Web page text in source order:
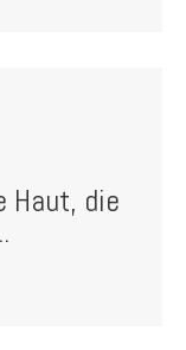
Haut, die